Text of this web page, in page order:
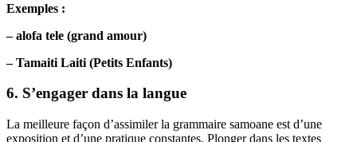
Exemples :
– alofa tele (grand amour)
– Tamaiti Laiti (Petits Enfants)
6. S’engager dans la langue
La meilleure façon d’assimiler la grammaire samoane est d’une
exposition et d’une pratique constantes. Plonger dans les textes